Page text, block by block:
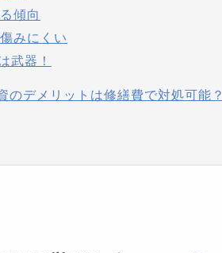
傾向
みにくい
武器！
のデメリットは修繕費で対処可能？